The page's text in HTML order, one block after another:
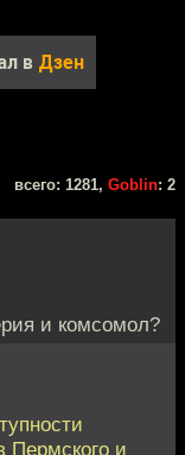
в Дзен
всего: 1281, Goblin: 2
и комсомол?
Пермского и